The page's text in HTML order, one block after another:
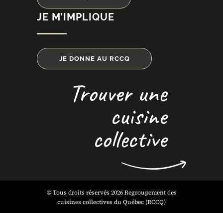
JE M’IMPLIQUE
JE DONNE AU RCCQ
Trouver une
cuisine
collective
© Tous droits réservés 2026 Regroupement des
cuisines collectives du Québec (RCCQ)